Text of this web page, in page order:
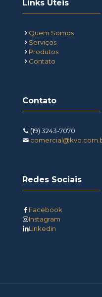
Links Úteis
Quem Somos
Serviços
Produtos
Contato
Contato
(19) 3243-7070
Redes Sociais
Facebook
Instagram
Linkedin